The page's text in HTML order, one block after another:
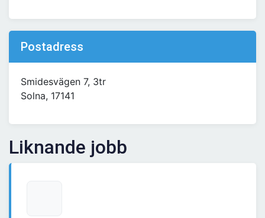
Postadress
Smidesvägen 7, 3tr
Solna, 17141
Liknande jobb